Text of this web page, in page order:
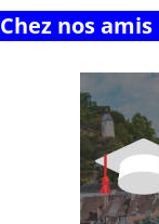
Chez nos amis